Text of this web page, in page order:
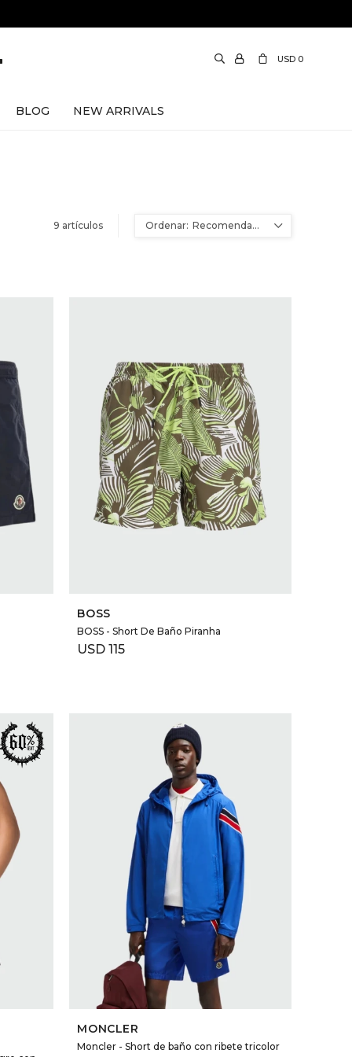
BLOG NEW ARRIVALS
USD 0
9 artículos Recomendados
BOSS
BOSS - Short De Baño Piranha
USD 115
SELECCIONAR TALLE
MONCLER
Moncler - Short de baño con ribete tricolor